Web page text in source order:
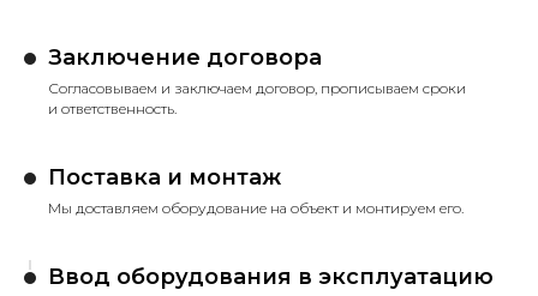
Заключение договора
Согласовываем и заключаем договор, прописываем сроки
и ответственность.
Поставка и монтаж
Мы доставляем оборудование на объект и монтируем его.
Ввод оборудования в эксплуатацию